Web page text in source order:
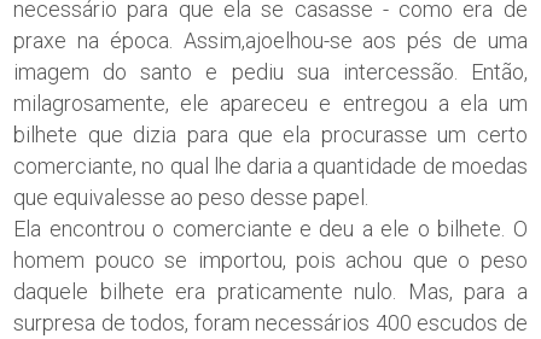
necessário para que ela se casasse - como era de
praxe na época. Assim,ajoelhou-se aos pés de uma
imagem do santo e pediu sua intercessão. Então,
milagrosamente, ele apareceu e entregou a ela um
bilhete que dizia para que ela procurasse um certo
comerciante, no qual lhe daria a quantidade de moedas
que equivalesse ao peso desse papel.
Ela encontrou o comerciante e deu a ele o bilhete. O
homem pouco se importou, pois achou que o peso
daquele bilhete era praticamente nulo. Mas, para a
surpresa de todos, foram necessários 400 escudos de